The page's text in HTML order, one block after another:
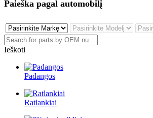
Paieška pagal automobilį
Ieškoti
Padangos
Ratlankiai